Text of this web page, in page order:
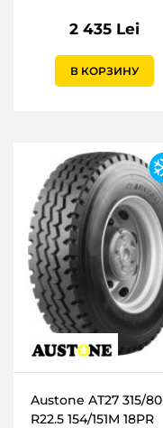
2 435 Lei
В КОРЗИНУ
Austone AT27 315/80
R22.5 154/151M 18PR